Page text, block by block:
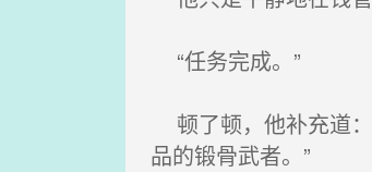
“任务完成。”
顿了顿，他补充道
品的锻骨武者。”